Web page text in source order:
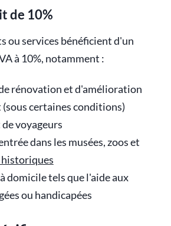
de 10%
ou services bénéficient d'un
à 10%, notamment :
rénovation et d'amélioration
certaines conditions)
voyageurs
dans les musées, zoos et
domicile tels que l'aide aux
ou handicapées